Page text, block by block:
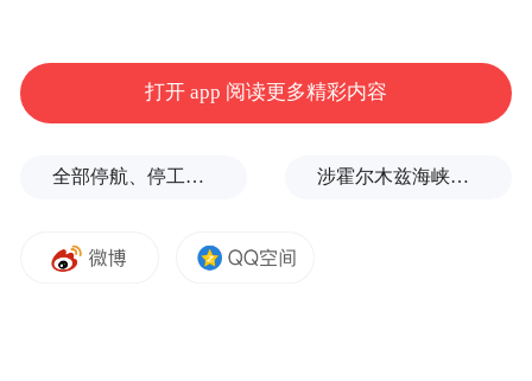
打开 app 阅读更多精彩内容
全部停航、停工，浙江海事局启动沿海Ⅱ级防台应急响应 涉霍尔木兹海峡，伊朗与阿曼被曝达成临时协议框架